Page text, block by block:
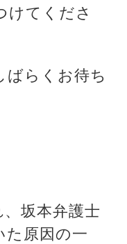
けてくださ
ばらくお待ち
坂本弁護士
た原因の一